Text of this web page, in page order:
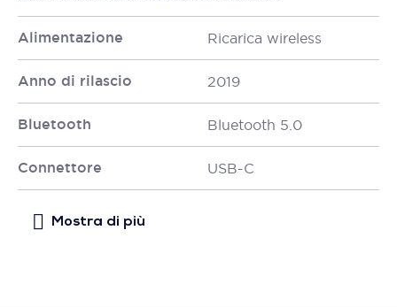
Alimentazione Ricarica wireless
Anno di rilascio 2019
Bluetooth Bluetooth 5.0
Connettore USB-C